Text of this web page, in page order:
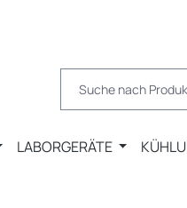
LABORGERÄTE